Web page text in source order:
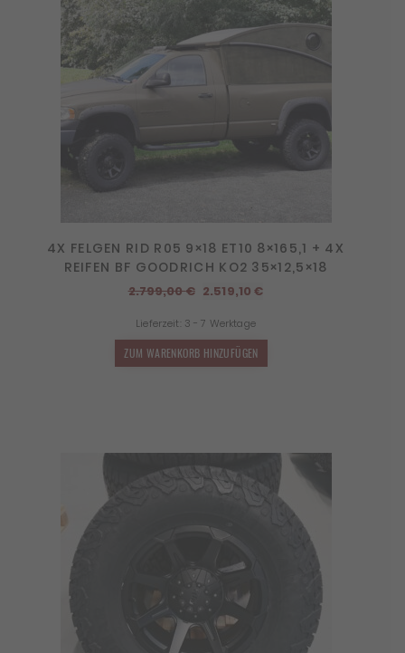
4X FELGEN RID R05 9×18 ET10 8×165,1 + 4X
REIFEN BF GOODRICH KO2 35×12,5×18
2.799,00€ Ursprünglicher
war:
2.799,00 €
2.519,10€Aktueller
Lieferzeit: 3 - 7 Werktage
ZUM WARENKORB HINZUFÜGEN